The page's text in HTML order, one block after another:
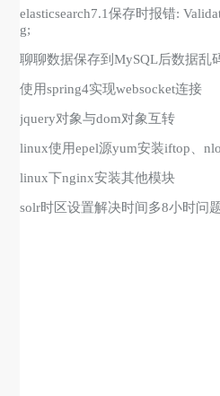
elasticsearch7.1保存时报错:
g;
聊聊数据保存到MySQL后数据乱
使用spring4实现websocket连接
jquery对象与dom对象互转
linux使用epel源yum安装iftop、
linux下nginx安装其他模块
solr时区设置解决时间多8小时问